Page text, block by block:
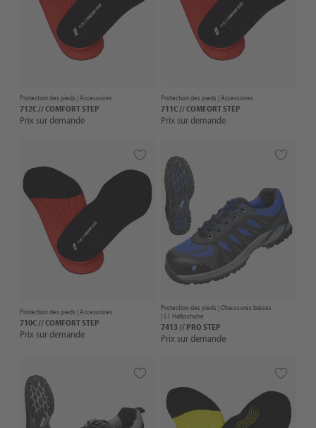
Protection des pieds |Accessoires
712C // COMFORT STEP
Prix sur demande
Protection des pieds |Accessoires
711C // COMFORT STEP
Prix sur demande
Protection des pieds |Accessoires
710C // COMFORT STEP
Prix sur demande
Protection des pieds |Chaussures basses
| S1 Halbschuhe
7413 // PRO STEP
Prix sur demande